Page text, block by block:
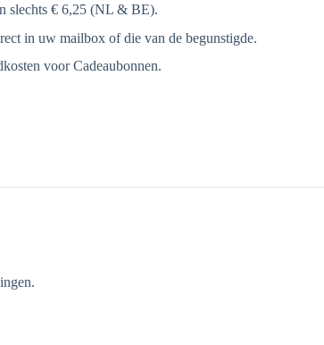
slechts € 6,25 (NL & BE).
in uw mailbox of die van de begunstigde.
voor Cadeaubonnen.